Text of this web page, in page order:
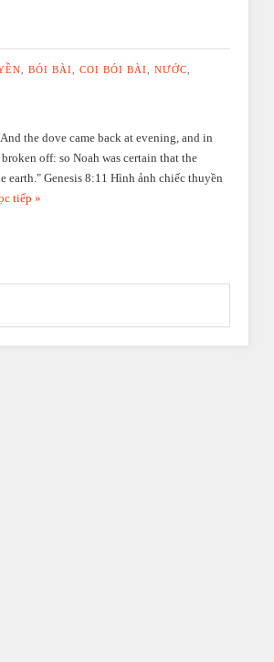
BÓI BÀI COI BÓI BÀI NƯỚC
the dove came back at evening, and in
off: so Noah was certain that the
earth." Genesis 8:11 Hình ảnh chiếc thuyền
tiếp »